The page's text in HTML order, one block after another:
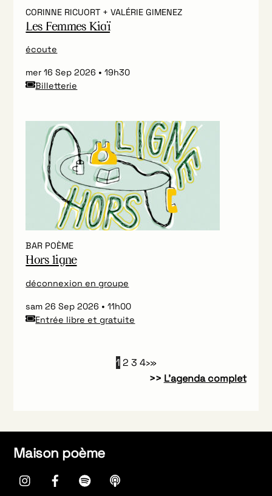
CORINNE RICUORT + VALÉRIE GIMENEZ
Les Femmes Kiaï
écoute
mer 16 Sep 2026
19h30
Billetterie
BAR POÈME
Hors ligne
déconnexion en groupe
sam 26 Sep 2026
11h00
Entrée libre et gratuite
1 2 3 4›»
>> L’agenda complet
Maison poème
instagramFacebookspotify